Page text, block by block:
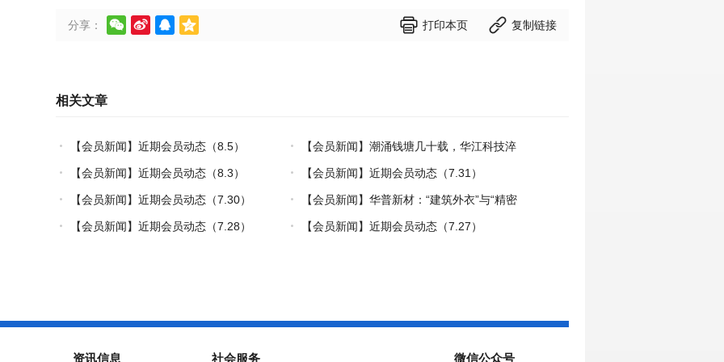
分享：      打印本页  复制链接
相关文章
【会员新闻】近期会员动态（8.5）
【会员新闻】潮涌钱塘几十载，华江科技淬
炼热塑复材中国力量
【会员新闻】近期会员动态（8.3） 【会员新闻】近期会员动态（7.31）
【会员新闻】近期会员动态（7.30）
【会员新闻】华普新材：“建筑外衣”与“精密
制造”的双轮驱动之路
【会员新闻】近期会员动态（7.28） 【会员新闻】近期会员动态（7.27）
资讯信息 社会服务 微信公众号